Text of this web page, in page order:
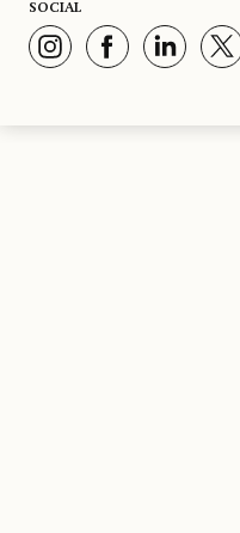
SOCIAL